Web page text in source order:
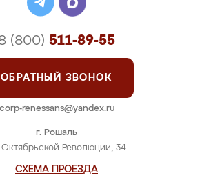
г. Рошаль
Октябрьской Революции, 34
СХЕМА ПРОЕЗДА
(800) 511-89-55
ОБРАТНЫЙ ЗВОНОК
corp-renessans@yandex.ru